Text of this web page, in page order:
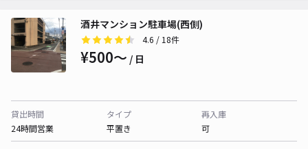
酒井マンション駐車場(西側)
4.6 / 18件
¥500〜 / 日
貸出時間
24時間営業
タイプ
平置き
再入庫
可